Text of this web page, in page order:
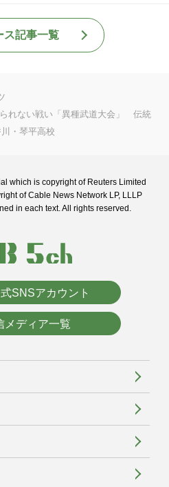
ス記事一覧
れない戦い「異種武道大会」 伝統
・琴平高校
which is copyright of Reuters Limited
of Cable News Network LP, LLLP
in each text. All rights reserved.
SNSアカウント
メディア一覧